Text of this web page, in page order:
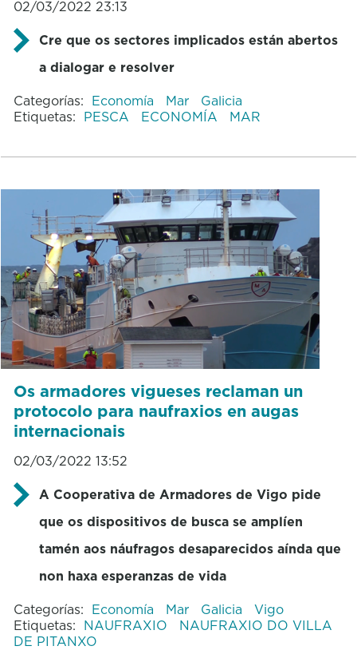
02/03/2022 23:13
Cre que os sectores implicados están abertos
a dialogar e resolver
Categorías: Economía Mar
Galicia
Etiquetas: PESCA ECONOMÍA MAR
Os armadores vigueses reclaman un
protocolo para naufraxios en augas
internacionais
02/03/2022 13:52
A Cooperativa de Armadores de Vigo pide
que os dispositivos de busca se amplíen
tamén aos náufragos desaparecidos aínda que
non haxa esperanzas de vida
Categorías: Economía Mar Galicia
Vigo
Etiquetas: NAUFRAXIO
NAUFRAXIO DO VILLA
DE PITANXO